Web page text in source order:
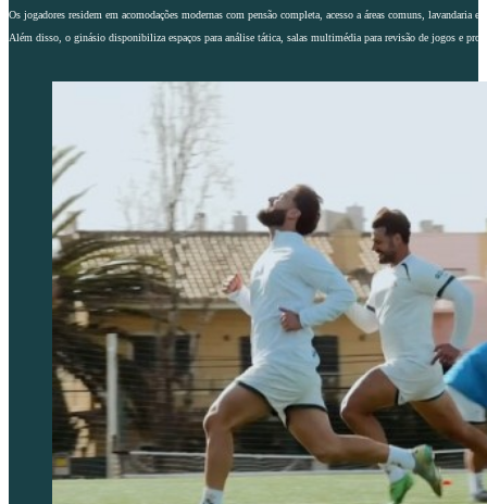
Os jogadores residem em acomodações modernas com pensão completa, acesso a áreas comuns, lavandaria
Além disso, o ginásio disponibiliza espaços para análise tática, salas multimédia para revisão de jogos e